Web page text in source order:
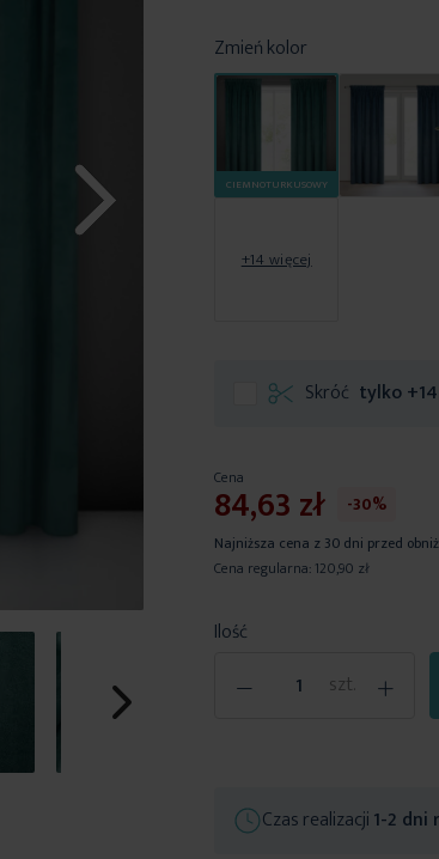
Zmień kolor
CIEMNOTURKUSOWY
+14 więcej
Skróć tylko
Ilość
- szt. +
Cena
84,63 zł -30%
Najniższa cena z 30 dni przed
Cena regularna: 120,90 zł
Czas realizacji1-2 dni